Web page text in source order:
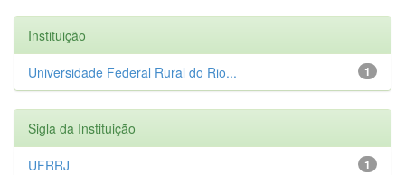
Instituição
1
Universidade Federal Rural do Rio...
Sigla da Instituição
1
UFRRJ